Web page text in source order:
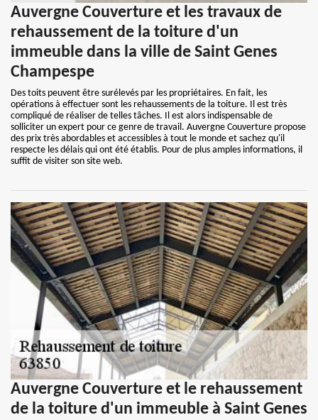
Auvergne Couverture et les travaux de
rehaussement de la toiture d'un
immeuble dans la ville de Saint Genes
Champespe
Des toits peuvent être surélevés par les propriétaires. En fait, les
opérations à effectuer sont les rehaussements de la toiture. Il est très
compliqué de réaliser de telles tâches. Il est alors indispensable de
solliciter un expert pour ce genre de travail. Auvergne Couverture propose
des prix très abordables et accessibles à tout le monde et sachez qu'il
respecte les délais qui ont été établis. Pour de plus amples informations, il
suffit de visiter son site web.
Auvergne Couverture et le rehaussement
de la toiture d'un immeuble à Saint Genes